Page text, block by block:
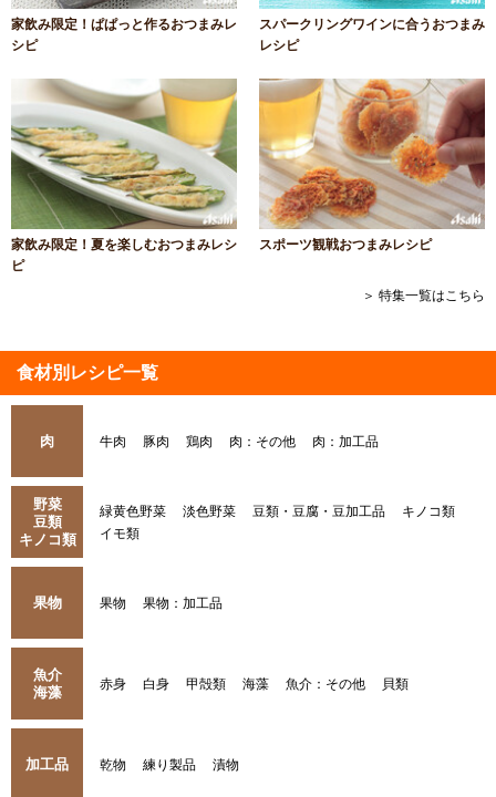
家飲み限定！ぱぱっと作るおつまみレ
シピ
スパークリングワインに合うおつまみ
レシピ
家飲み限定！夏を楽しむおつまみレシ
ピ
スポーツ観戦おつまみレシピ
＞ 特集一覧はこちら
食材別レシピ一覧
肉 牛肉 豚肉 鶏肉 肉：その他 肉：加工品
野菜
豆類
キノコ類
緑黄色野菜 淡色野菜 豆類・豆腐・豆加工品
キノコ類
イモ類
果物 果物 果物：加工品
魚介
海藻
赤身 白身 甲殻類 海藻 魚介：その他 貝類
加工品 乾物 練り製品 漬物